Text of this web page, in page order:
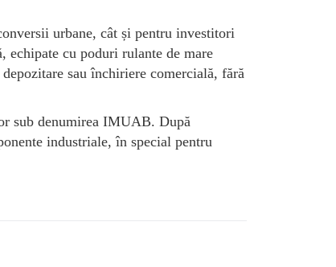
urbane, cât și pentru investitori
echipate cu poduri rulante de mare
sau închiriere comercială, fără
sub denumirea IMUAB. După
industriale, în special pentru